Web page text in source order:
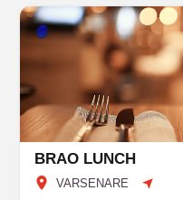
BRAO LUNCH
VARSENARE